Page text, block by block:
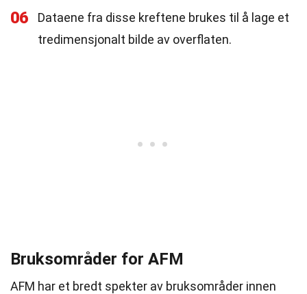
06
Dataene fra disse kreftene brukes til å lage et
tredimensjonalt bilde av overflaten.
Bruksområder for AFM
AFM har et bredt spekter av bruksområder innen